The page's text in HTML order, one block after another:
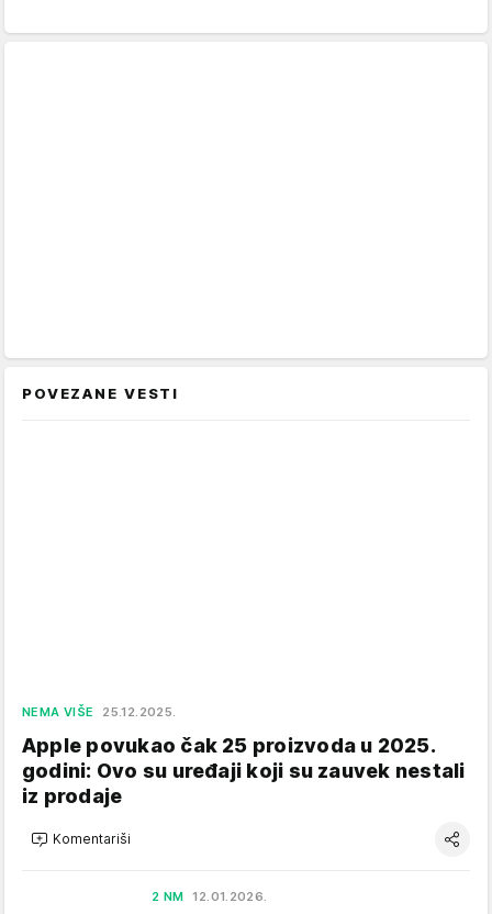
POVEZANE VESTI
NEMA VIŠE 25.12.2025.
Apple povukao čak 25 proizvoda u 2025.
godini: Ovo su uređaji koji su zauvek nestali
iz prodaje
Komentariši
2 NM 12.01.2026.